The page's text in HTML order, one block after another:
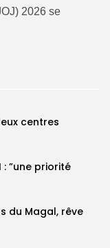
2026 se
centres
”une priorité
du Magal, rêve